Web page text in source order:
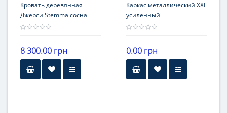
Кровать деревянная
Джерси Stemma сосна
8 300.00 грн
Каркас металлический XXL
усиленный
0.00 грн